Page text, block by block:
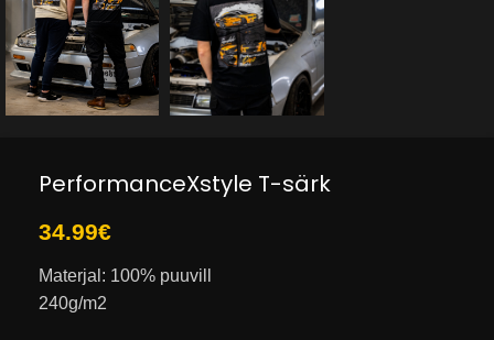
PerformanceXstyle T-särk
34.99€
Materjal: 100% puuvill
240g/m2